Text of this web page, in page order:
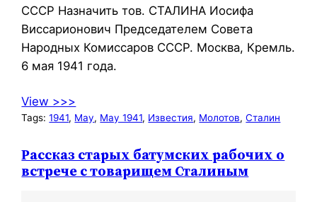
СССР Назначить тов. СТАЛИНА Иосифа
Виссарионович Председателем Совета
Народных Комиссаров СССР. Москва, Кремль.
6 мая 1941 года.
View >>>
Tags:1941, May, May 1941, Известия, Молотов, Сталин
Рассказ старых батумских рабочих о
встрече с товарищем Сталиным